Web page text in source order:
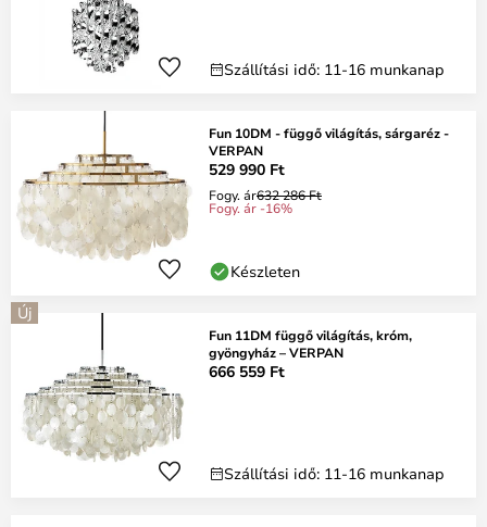
Szállítási idő: 11-16 munkanap
Fun 10DM - függő világítás, sárgaréz -
VERPAN
529 990 Ft
Fogy. ár632 286 Ft
Fogy. ár -16%
Készleten
Új
Fun 11DM függő világítás, króm,
gyöngyház – VERPAN
666 559 Ft
Szállítási idő: 11-16 munkanap